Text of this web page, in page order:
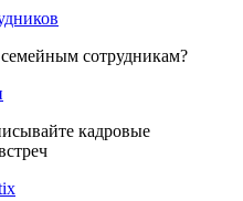
сотрудникам?
кадровые